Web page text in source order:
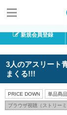
新規会員登録
3人のアスリート
まくる!!!
PRICE DOWN 単品商品
ブラウザ視聴（ストリー